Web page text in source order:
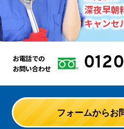
深夜早朝
キャンセ
お電話での
お問い合わせ
フォームからお